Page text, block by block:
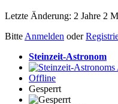
Letzte Änderung: 2 Jahre 2
Bitte Anmelden oder
Steinzeit-Astronom
Offline
Gesperrt